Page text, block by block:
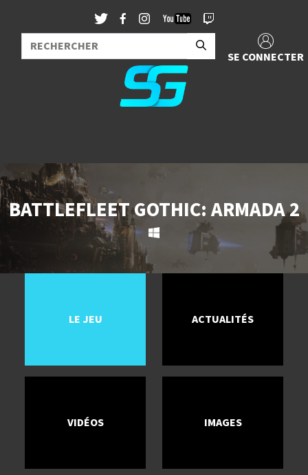
SE CONNECTER
BATTLEFLEET GOTHIC: ARMADA 2
LE JEU ACTUALITÉS
VIDÉOS IMAGES